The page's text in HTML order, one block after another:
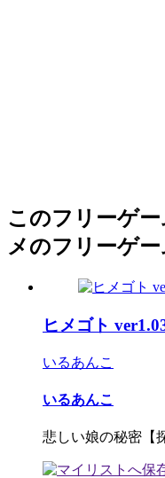
このフリーゲ
メのフリーゲー
ヒメゴト
いるあんこ
いるあんこ
悲しい娘の秘密【